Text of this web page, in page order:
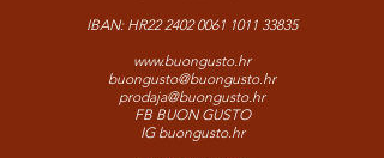
IBAN: HR222402 0061 1011 33835
www.buongusto.hr
buongusto@buongusto.hr
prodaja@buongusto.hr
FB BUON GUSTO
IG buongusto.hr